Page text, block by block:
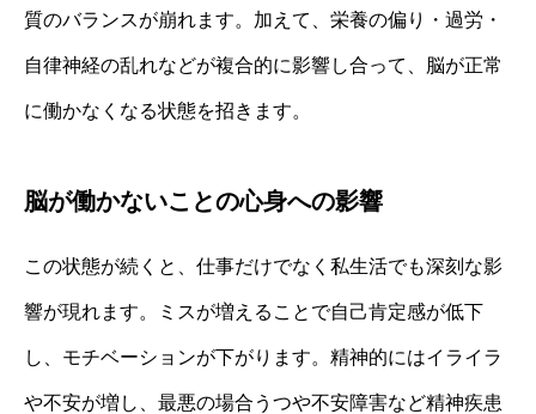
質のバランスが崩れます。加えて、栄養の偏り・過労・
自律神経の乱れなどが複合的に影響し合って、脳が正常
に働かなくなる状態を招きます。
脳が働かないことの心身への影響
この状態が続くと、仕事だけでなく私生活でも深刻な影
響が現れます。ミスが増えることで自己肯定感が低下
し、モチベーションが下がります。精神的にはイライラ
や不安が増し、最悪の場合うつや不安障害など精神疾患